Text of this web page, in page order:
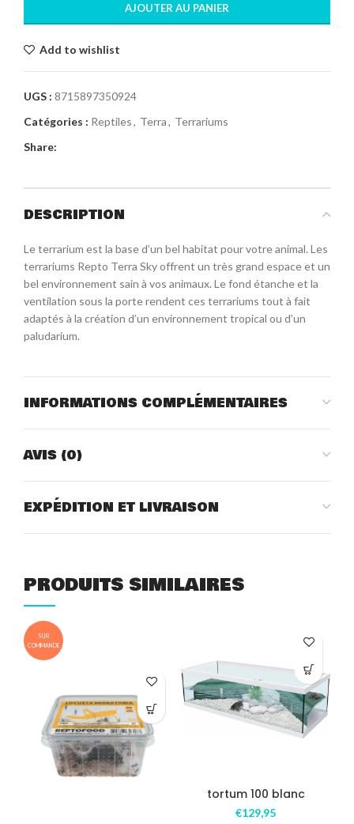
AJOUTER AU PANIER
Add to wishlist
UGS : 8715897350924
Catégories : Reptiles, Terra, Terrariums
Share:
DESCRIPTION
Le terrarium est la base d’un bel habitat pour votre animal. Les
terrariums Repto Terra Sky offrent un très grand espace et un
bel environnement sain à vos animaux. Le fond étanche et la
ventilation sous la porte rendent ces terrariums tout à fait
adaptés à la création d’un environnement tropical ou d’un
paludarium.
INFORMATIONS COMPLÉMENTAIRES
AVIS (0)
EXPÉDITION ET LIVRAISON
PRODUITS SIMILAIRES
SUR
COMMANDE
tortum 100 blanc
€129,95